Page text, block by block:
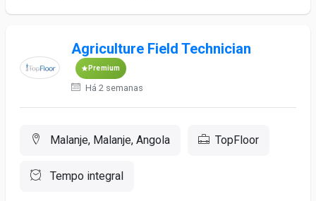
Agriculture Field Technician
Premium
Há 2 semanas
Malanje, Malanje, Angola TopFloor
Tempo integral